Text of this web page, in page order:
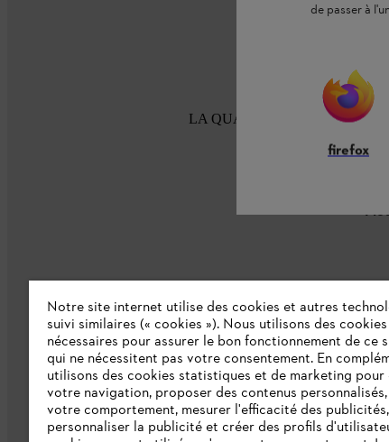
LA QUALITÉ STIHL DEPUIS
L'Entreprise
Collections STIHL
Qui sommes-nous ?
de passer à
firefox
Notre site internet utilise des cookies et autres
suivi similaires (« cookies »). Nous utilisons des
nécessaires pour assurer le bon fonctionnement de ce
qui ne nécessitent pas votre consentement. En
utilisons des cookies statistiques et de marketing
votre navigation, proposer des contenus
votre comportement, mesurer l'efficacité des publicités,
personnaliser la publicité et créer des profils